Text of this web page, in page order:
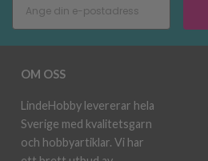
OM OSS
LindeHobby levererar hela
Sverige med kvalitetsgarn
och hobbyartiklar. Vi har